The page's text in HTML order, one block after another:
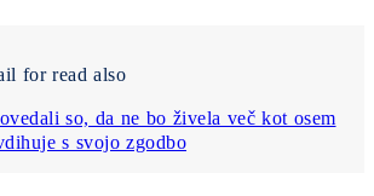
so, da ne bo živela več kot osem
s svojo zgodbo